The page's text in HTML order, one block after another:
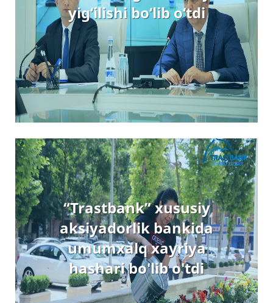
yig‘ilishi bo‘lib o‘tdi
“Trastbank” xususiy
aksiyadorlik bankida
umumxalq xayriya
hashari bo'lib o'tdi